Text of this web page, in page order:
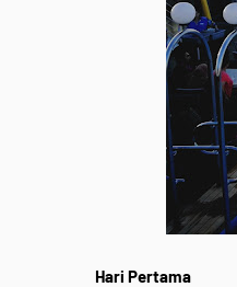
Hari Pertama